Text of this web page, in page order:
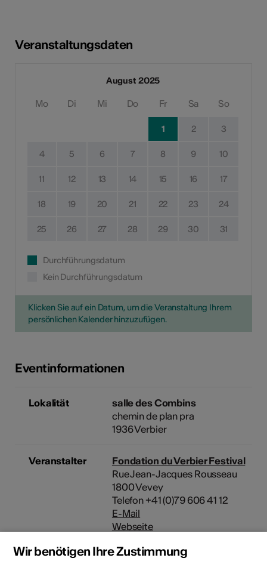
Veranstaltungsdaten
August 2025
Mo Di Mi Do Fr Sa So
1 2 3
4 5 6 7 8 9 10
11 12 13 14 15 16 17
18 19 20 21 22 23 24
25 26 27 28 29 30 31
Durchführungsdatum
Kein Durchführungsdatum
Klicken Sie auf ein Datum, um die Veranstaltung Ihrem
persönlichen Kalender hinzuzufügen.
Eventinformationen
Lokalität
salle des Combins
chemin de plan pra
1936 Verbier
Veranstalter
Fondation du Verbier Festival
Rue Jean-Jacques Rousseau
1800 Vevey
Telefon +41 (0)79 606 41 12
E-Mail
Webseite
Rubrik Art der Veranstaltung
Wir benötigen Ihre Zustimmung